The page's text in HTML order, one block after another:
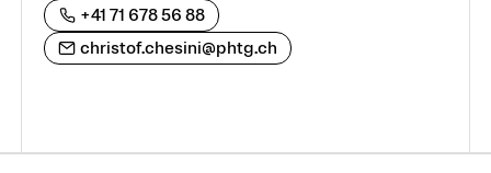
Lehrstellen
+41 71 678 56 88
christof.chesini@phtg.ch